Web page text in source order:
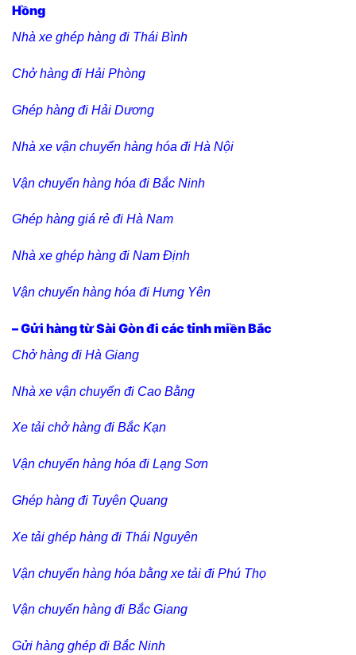
Hồng
Nhà xe ghép hàng đi Thái Bình
Chở hàng đi Hải Phòng
Ghép hàng đi Hải Dương
Nhà xe vận chuyển hàng hóa đi Hà Nội
Vận chuyển hàng hóa đi Bắc Ninh
Ghép hàng giá rẻ đi Hà Nam
Nhà xe ghép hàng đi Nam Định
Vận chuyển hàng hóa đi Hưng Yên
– Gửi hàng từ Sài Gòn đi các tỉnh miền Bắc
Chở hàng đi Hà Giang
Nhà xe vận chuyển đi Cao Bằng
Xe tải chở hàng đi Bắc Kạn
Vận chuyển hàng hóa đi Lạng Sơn
Ghép hàng đi Tuyên Quang
Xe tải ghép hàng đi Thái Nguyên
Vận chuyển hàng hóa bằng xe tải đi Phú Thọ
Vận chuyển hàng đi Bắc Giang
Gửi hàng ghép đi Bắc Ninh